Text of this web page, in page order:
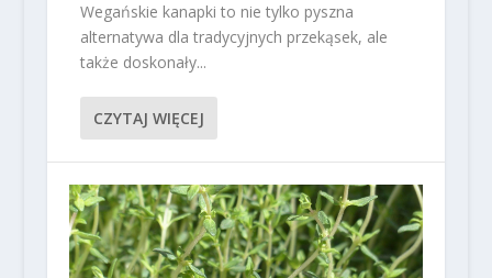
Wegańskie kanapki to nie tylko pyszna
alternatywa dla tradycyjnych przekąsek, ale
także doskonały...
CZYTAJ WIĘCEJ